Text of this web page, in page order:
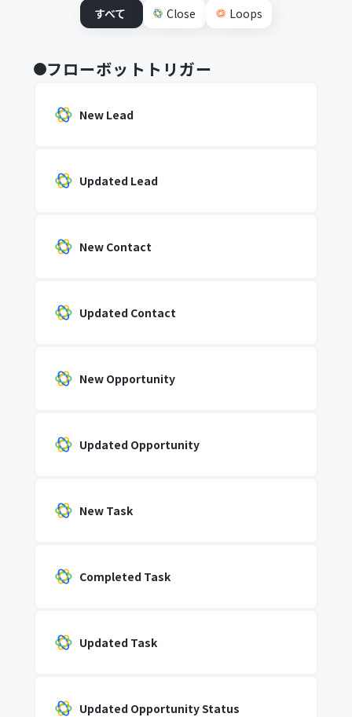
すべて Close Loops
フローボットトリガー
New Lead
Updated Lead
New Contact
Updated Contact
New Opportunity
Updated Opportunity
New Task
Completed Task
Updated Task
Updated Opportunity Status